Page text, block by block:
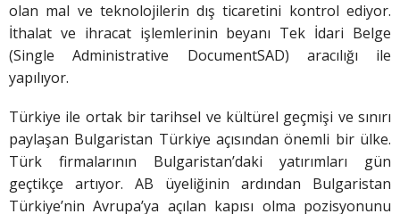
olan mal ve teknolojilerin dış ticaretini kontrol ediyor.
İthalat ve ihracat işlemlerinin beyanı Tek İdari Belge
(Single Administrative DocumentSAD) aracılığı ile
yapılıyor.
Türkiye ile ortak bir tarihsel ve kültürel geçmişi ve sınırı
paylaşan Bulgaristan Türkiye açısından önemli bir ülke.
Türk firmalarının Bulgaristan’daki yatırımları gün
geçtikçe artıyor. AB üyeliğinin ardından Bulgaristan
Türkiye’nin Avrupa’ya açılan kapısı olma pozisyonunu